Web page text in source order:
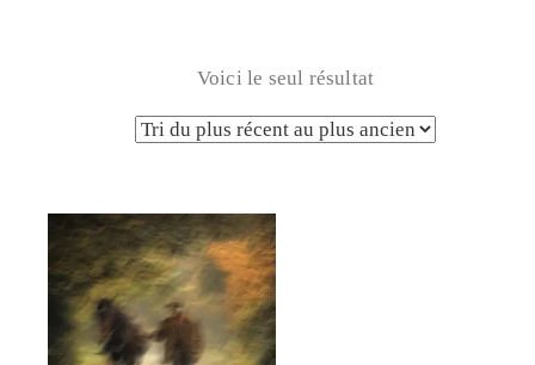
Voici le seul résultat